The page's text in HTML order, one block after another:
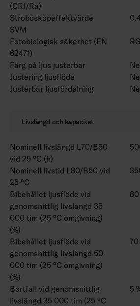
(CRI/Ra)
Stroboskopeffektvärde
SVM
Fotobiologisk säkerhet (EN
62471)
Färg på ljus justerbar
Justering ljusflöde
Justerbar ljusfördelning
Livslängd och kapacitet
Nominell livslängd L70/B50
vid 25 °C (h)
Nominell livstid L80/B50 vid
25 °C
Bibehållet ljusflöde vid
genomsnittlig livslängd 35
000 tim (25 °C omgivning)
(%)
Bibehållet ljusflöde vid
genomsnittlig livslängd 50
000 tim (25 °C omgivning)
(%)
70
Bortfall vid genomsnittlig
livslängd 35 000 tim (25 °C
5